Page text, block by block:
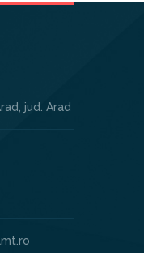
jud. Arad